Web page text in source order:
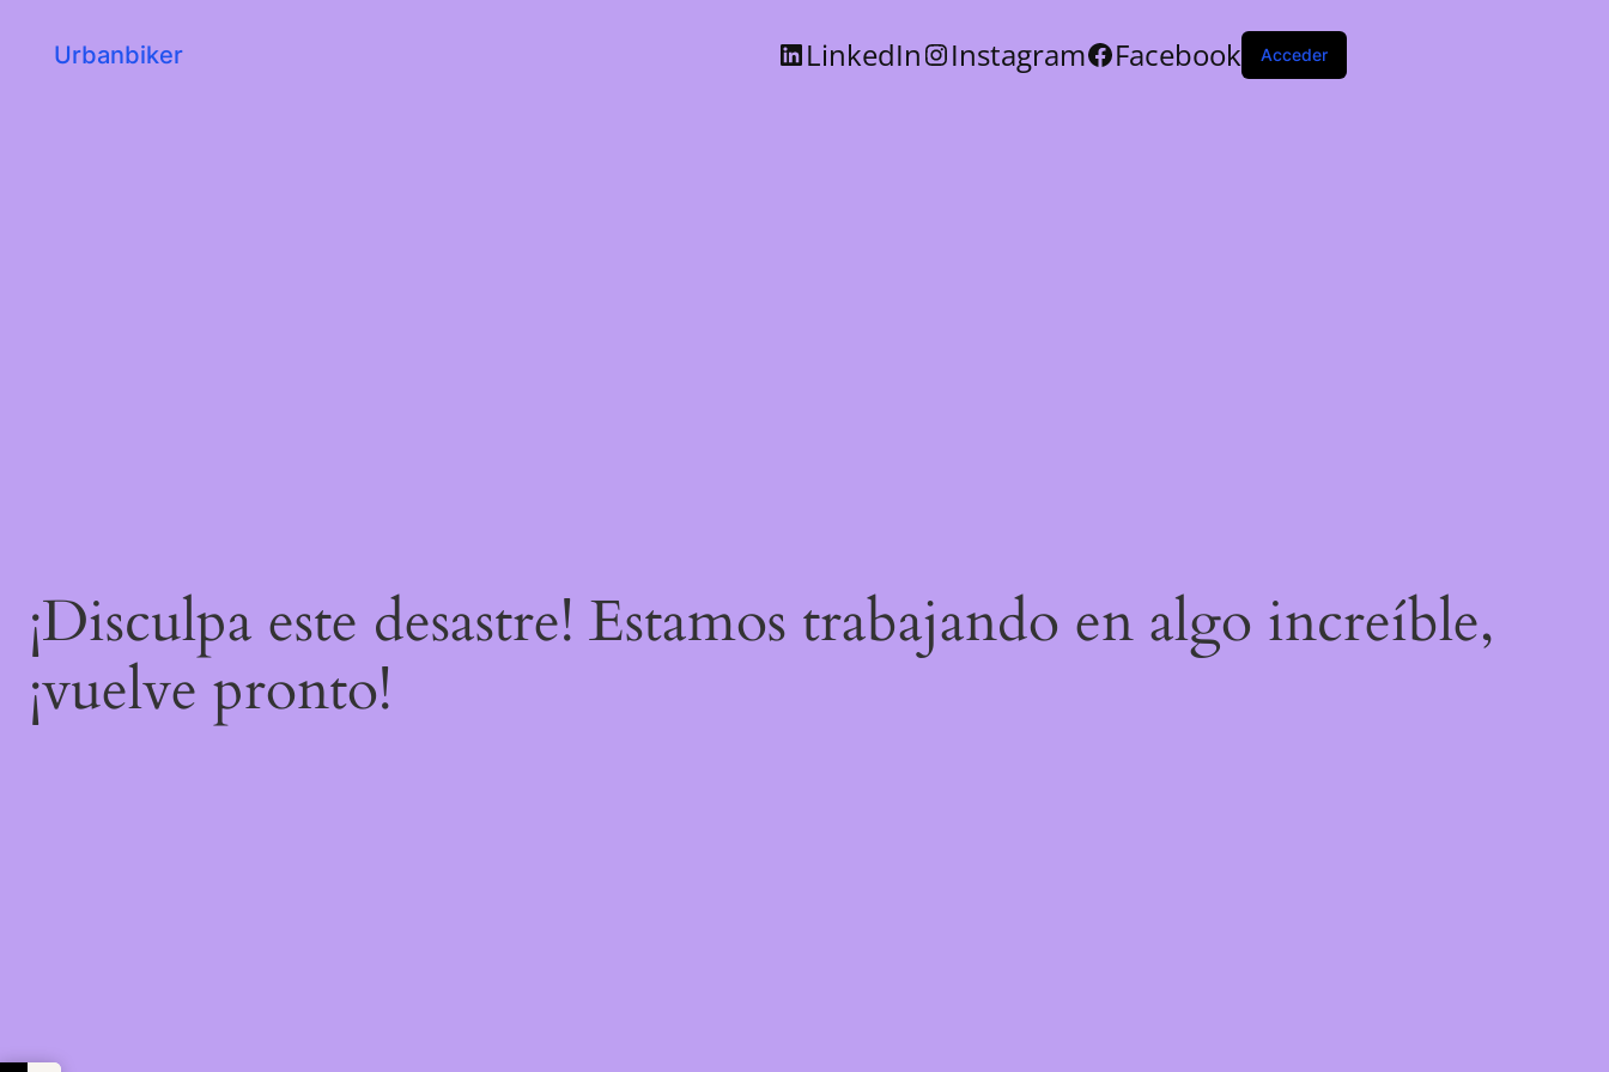
Urbanbiker LinkedIn Instagram Facebook Acceder
¡Disculpa este desastre! Estamos trabajando en algo increíble,
¡vuelve pronto!